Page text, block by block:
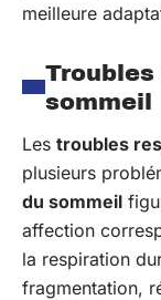
meilleure
sommeil
Les troubles
plusieurs
du sommeil
affection
la respiration
fragmentation,